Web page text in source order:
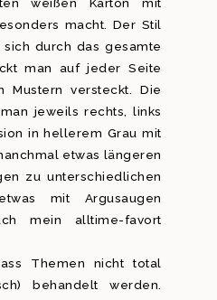
macht. Der Stil
durch das gesamte
man auf jeder Seite
Mustern versteckt. Die
jeweils rechts, links
in hellerem Grau mit
etwas längeren
zu unterschiedlichen
mit Argusaugen
mein alltime-favort
Themen nicht total
behandelt werden.